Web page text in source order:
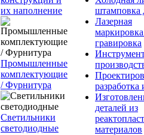
их наполнение
Промышленные
комплектующие
/ Фурнитура
Светильники
светодиодные
штамповка
Лазерная
гравировка
разработка
деталей из
материалов